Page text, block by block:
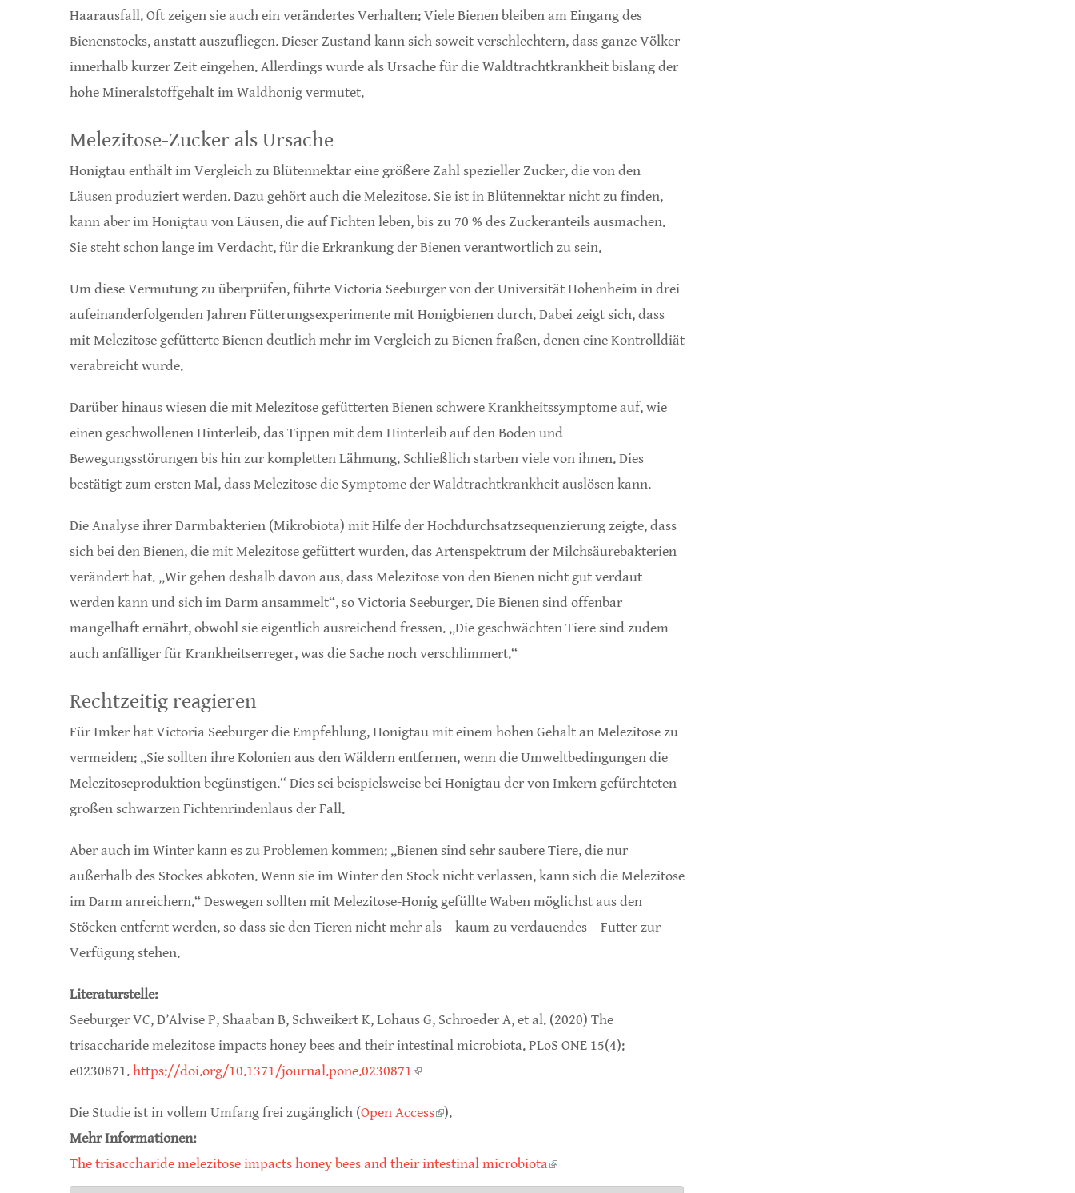
Haarausfall. Oft zeigen sie auch ein verändertes Verhalten: Viele Bienen bleiben am Eingang des
Bienenstocks, anstatt auszufliegen. Dieser Zustand kann sich soweit verschlechtern, dass ganze Völker
innerhalb kurzer Zeit eingehen. Allerdings wurde als Ursache für die Waldtrachtkrankheit bislang der
hohe Mineralstoffgehalt im Waldhonig vermutet.
Melezitose-Zucker als Ursache
Honigtau enthält im Vergleich zu Blütennektar eine größere Zahl spezieller Zucker, die von den
Läusen produziert werden. Dazu gehört auch die Melezitose. Sie ist in Blütennektar nicht zu finden,
kann aber im Honigtau von Läusen, die auf Fichten leben, bis zu 70 % des Zuckeranteils ausmachen.
Sie steht schon lange im Verdacht, für die Erkrankung der Bienen verantwortlich zu sein.
Um diese Vermutung zu überprüfen, führte Victoria Seeburger von der Universität Hohenheim in drei
aufeinanderfolgenden Jahren Fütterungsexperimente mit Honigbienen durch. Dabei zeigt sich, dass
mit Melezitose gefütterte Bienen deutlich mehr im Vergleich zu Bienen fraßen, denen eine Kontrolldiät
verabreicht wurde.
Darüber hinaus wiesen die mit Melezitose gefütterten Bienen schwere Krankheitssymptome auf, wie
einen geschwollenen Hinterleib, das Tippen mit dem Hinterleib auf den Boden und
Bewegungsstörungen bis hin zur kompletten Lähmung. Schließlich starben viele von ihnen. Dies
bestätigt zum ersten Mal, dass Melezitose die Symptome der Waldtrachtkrankheit auslösen kann.
Die Analyse ihrer Darmbakterien (Mikrobiota) mit Hilfe der Hochdurchsatzsequenzierung zeigte, dass
sich bei den Bienen, die mit Melezitose gefüttert wurden, das Artenspektrum der Milchsäurebakterien
verändert hat. „Wir gehen deshalb davon aus, dass Melezitose von den Bienen nicht gut verdaut
werden kann und sich im Darm ansammelt“, so Victoria Seeburger. Die Bienen sind offenbar
mangelhaft ernährt, obwohl sie eigentlich ausreichend fressen. „Die geschwächten Tiere sind zudem
auch anfälliger für Krankheitserreger, was die Sache noch verschlimmert.“
Rechtzeitig reagieren
Für Imker hat Victoria Seeburger die Empfehlung, Honigtau mit einem hohen Gehalt an Melezitose zu
vermeiden: „Sie sollten ihre Kolonien aus den Wäldern entfernen, wenn die Umweltbedingungen die
Melezitoseproduktion begünstigen.“ Dies sei beispielsweise bei Honigtau der von Imkern gefürchteten
großen schwarzen Fichtenrindenlaus der Fall.
Aber auch im Winter kann es zu Problemen kommen: „Bienen sind sehr saubere Tiere, die nur
außerhalb des Stockes abkoten. Wenn sie im Winter den Stock nicht verlassen, kann sich die Melezitose
im Darm anreichern.“ Deswegen sollten mit Melezitose-Honig gefüllte Waben möglichst aus den
Stöcken entfernt werden, so dass sie den Tieren nicht mehr als – kaum zu verdauendes – Futter zur
Verfügung stehen.
Literaturstelle:
Seeburger VC, D’Alvise P, Shaaban B, Schweikert K, Lohaus G, Schroeder A, et al. (2020) The
trisaccharide melezitose impacts honey bees and their intestinal microbiota. PLoS ONE 15(4):
e0230871.https://doi.org/10.1371/journal.pone.0230871(link is external)
Die Studie ist in vollem Umfang frei zugänglich (Open Access(link is external)
).
Mehr Informationen:
The trisaccharide melezitose impacts honey bees and their intestinal microbiota(link is external)